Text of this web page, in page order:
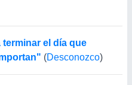
el día que
(Desconozco)